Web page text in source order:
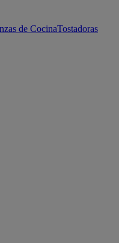
de CocinaTostadoras